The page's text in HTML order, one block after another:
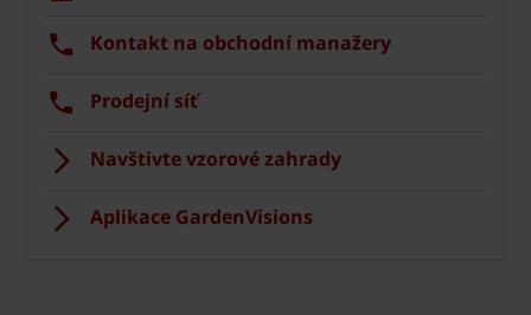
Kontakt na obchodní manažery
Prodejní síť
Navštivte vzorové zahrady
Aplikace GardenVisions